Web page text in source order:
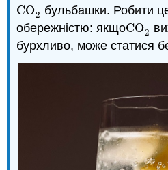
CO2
CO2 бульбашки. Робити
обережністю: якщоCO2
CO2
бурхливо, може статися